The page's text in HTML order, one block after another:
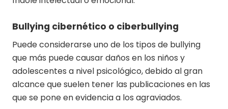
Bullying cibernético o ciberbullying
Puede considerarse uno de los tipos de bullying
que más puede causar daños en los niños y
adolescentes a nivel psicológico, debido al gran
alcance que suelen tener las publicaciones en las
que se pone en evidencia a los agraviados.